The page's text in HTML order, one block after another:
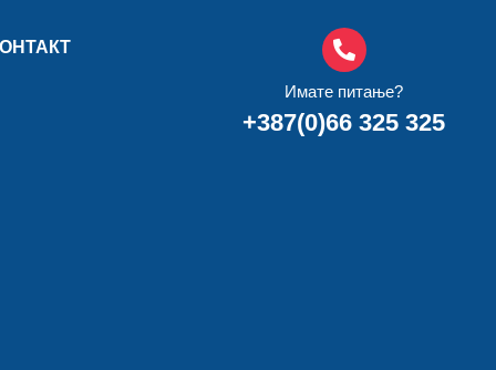
Имате питање?
+387(0)66 325 325